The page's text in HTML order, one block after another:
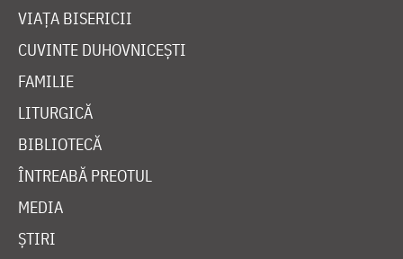
VIAȚA BISERICII
CUVINTE DUHOVNICEȘTI
FAMILIE
LITURGICĂ
BIBLIOTECĂ
ÎNTREABĂ PREOTUL
MEDIA
ȘTIRI